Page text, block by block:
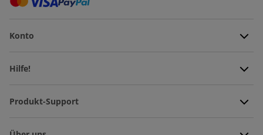
Konto
Hilfe!
Produkt-Support